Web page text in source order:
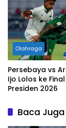
Olahraga
Persebaya vs
Ijo Lolos ke
Presiden 2026
Baca Juga